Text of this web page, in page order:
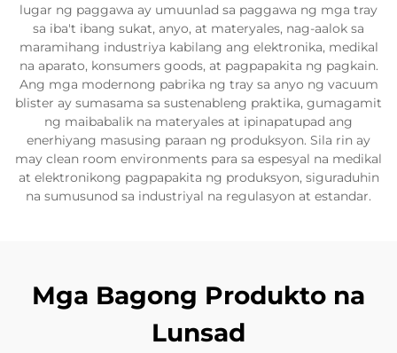
lugar ng paggawa ay umuunlad sa paggawa ng mga tray
sa iba't ibang sukat, anyo, at materyales, nag-aalok sa
maramihang industriya kabilang ang elektronika, medikal
na aparato, konsumers goods, at pagpapakita ng pagkain.
Ang mga modernong pabrika ng tray sa anyo ng vacuum
blister ay sumasama sa sustenableng praktika, gumagamit
ng maibabalik na materyales at ipinapatupad ang
enerhiyang masusing paraan ng produksyon. Sila rin ay
may clean room environments para sa espesyal na medikal
at elektronikong pagpapakita ng produksyon, siguraduhin
na sumusunod sa industriyal na regulasyon at estandar.
Mga Bagong Produkto na
Lunsad